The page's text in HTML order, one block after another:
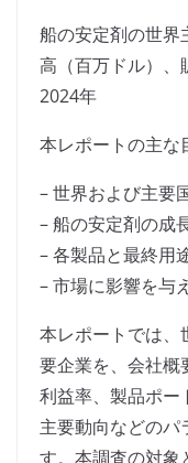
船の安定剤の世界
高（百万ドル）、
2024年
本レポートの主な
– 世界および主要
– 船の安定剤の成
– 各製品と最終用
– 市場に影響を与
本レポートでは、
要企業を、会社概
利益率、製品ポー
主要動向などのパ
す。本調査の対象